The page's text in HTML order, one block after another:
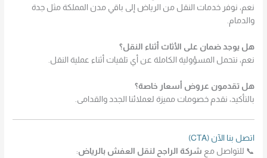
نعم، نوفر خدمات النقل من الرياض إلى باقي مدن المملكة مثل جدة
والدمام.
هل يوجد ضمان على الأثاث أثناء النقل؟
نعم، نتحمل المسؤولية الكاملة عن أي تلفيات أثناء عملية النقل.
هل تقدمون عروض أسعار خاصة؟
بالتأكيد، نقدم خصومات مميزة لعملائنا الجدد والقدامى.
اتصل بنا الآن (CTA)
📞 للتواصل مع شركة الراجح لنقل العفش بالرياض: